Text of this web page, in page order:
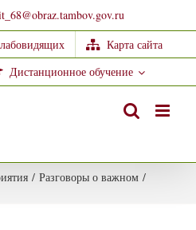
Карта сайта
Дистанционное обучение
/ Разговоры о важном /